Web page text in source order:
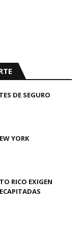
DE SEGURO
YORK
RICO EXIGEN